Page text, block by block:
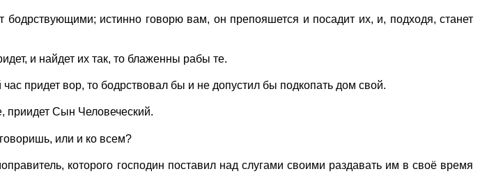
истинно говорю вам, он препояшется и посадит их, и, подходя, станет
и найдет их так, то блаженны рабы те.
придет вор, то бодрствовал бы и не допустил бы подкопать дом свой.
приидет Сын Человеческий.
или и ко всем?
которого господин поставил над слугами своими раздавать им в своё время